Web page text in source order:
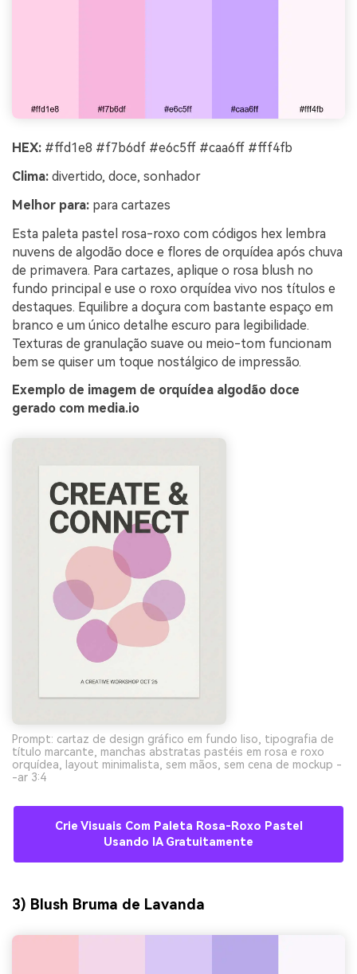
HEX: #ffd1e8 #f7b6df #e6c5ff #caa6ff #fff4fb
Clima: divertido, doce, sonhador
Melhor para: para cartazes
Esta paleta pastel rosa-roxo com códigos hex lembra
nuvens de algodão doce e flores de orquídea após chuva
de primavera. Para cartazes, aplique o rosa blush no
fundo principal e use o roxo orquídea vivo nos títulos e
destaques. Equilibre a doçura com bastante espaço em
branco e um único detalhe escuro para legibilidade.
Texturas de granulação suave ou meio-tom funcionam
bem se quiser um toque nostálgico de impressão.
Exemplo de imagem de orquídea algodão doce
gerado com media.io
Prompt: cartaz de design gráfico em fundo liso, tipografia de
título marcante, manchas abstratas pastéis em rosa e roxo
orquídea, layout minimalista, sem mãos, sem cena de mockup -
-ar 3:4
Crie Visuais Com Paleta Rosa-Roxo Pastel
Usando IA Gratuitamente
3) Blush Bruma de Lavanda